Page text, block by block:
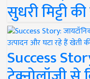
सुधरी मिट्टी
Success